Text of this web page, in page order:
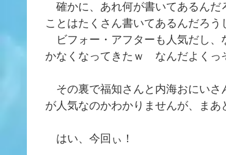
確かに、あれ何が書いてあるん
ことはたくさん書いてあるんだろう
ビフォー・アフターも人気だし、
かなくなってきたｗ なんだよくっ
その裏で福知さんと内海おにいさ
が人気なのかわかりませんが、まあ
はい、今回ぃ！